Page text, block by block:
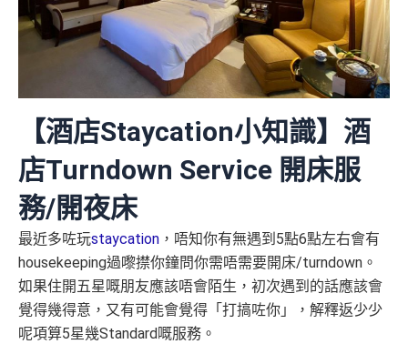
【酒店Staycation小知識】酒
店Turndown Service 開床服
務/開夜床
最近多咗玩staycation ，唔知你有無遇到5點6點左右會有
housekeeping過嚟㩒你鐘問你需唔需要開床/turndown。
如果住開五星嘅朋友應該唔會陌生，初次遇到的話應該會
覺得幾得意，又有可能會覺得「打搞咗你」，解釋返少少
呢項算5星幾Standard嘅服務。